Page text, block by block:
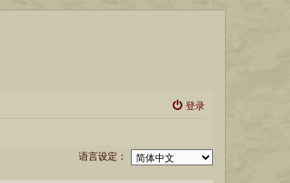
登录
语言设定：